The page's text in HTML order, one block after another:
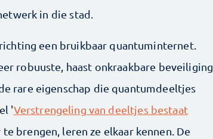
in die stad.
een bruikbaar quantuminternet.
robuuste, haast onkraakbare beveiliging
rare eigenschap die quantumdeeltjes
'Verstrengeling van deeltjes bestaat
brengen, leren ze elkaar kennen. De